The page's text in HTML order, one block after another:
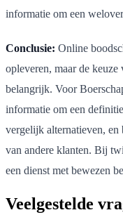
informatie om een
Conclusie: Online
opleveren, maar de
belangrijk. Voor
informatie om een
vergelijk alternatieven, en
van andere klanten. Bij
een dienst met bewezen
Veelgestelde